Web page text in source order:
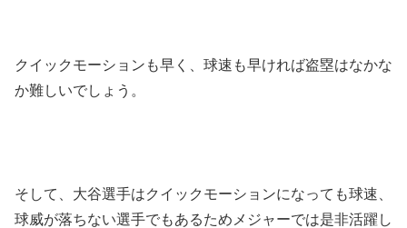
クイックモーションも早く、球速も早ければ盗塁はなかな
か難しいでしょう。
そして、大谷選手はクイックモーションになっても球速、
球威が落ちない選手でもあるためメジャーでは是非活躍し